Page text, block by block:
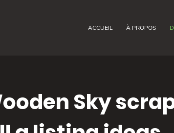
ACCUEIL À PROPOS
Sky